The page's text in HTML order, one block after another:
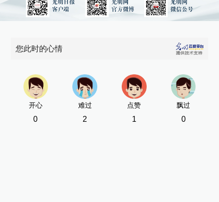
您此时的心情
开心
0
难过
2
点赞
1
飘过
0